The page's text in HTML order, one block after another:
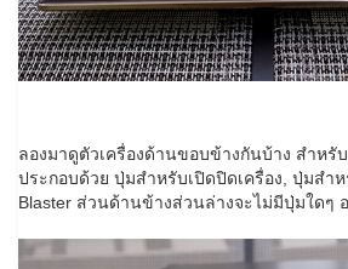
ลองมาดูตัวเครื่องด้านขอบข้างกันบ้าง สำหรั
ประกอบด้วย ปุ่มสำหรับเปิดปิดเครื่อง, ปุ่มสำ
Blaster ส่วนด้านข้างส่วนล่างจะไม่มีปุ่มใดๆ